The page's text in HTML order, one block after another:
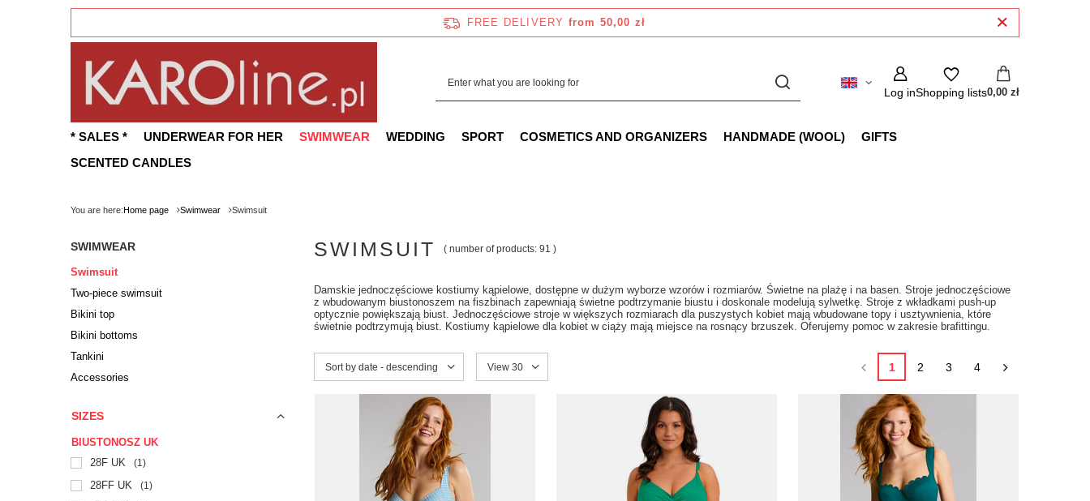
FREE DELIVERY from 50,00 zł
Log inShopping lists0,00 zł
* SALES * UNDERWEAR FOR HER SWIMWEAR WEDDING SPORT COSMETICS AND ORGANIZERS HANDMADE (WOOL)
GIFTS
SCENTED CANDLES
You are here:Home page Swimwear Swimsuit
SWIMWEAR
Swimsuit
Two-piece swimsuit
Bikini top
Bikini bottoms
Tankini
Accessories
SIZES
BIUSTONOSZ UK
28F UK
1
28FF UK 1
SWIMSUIT ( number of products: 91 )
Damskie jednoczęściowe kostiumy kąpielowe, dostępne w dużym wyborze wzorów i rozmiarów. Świetne na plażę i na basen. Stroje jednoczęściowe
z wbudowanym biustonoszem na fiszbinach zapewniają świetne podtrzymanie biustu i doskonale modelują sylwetkę. Stroje z wkładkami push-up
optycznie powiększają biust. Jednoczęściowe stroje w większych rozmiarach dla puszystych kobiet mają wbudowane topy i usztywnienia, które
świetnie podtrzymują biust. Kostiumy kąpielowe dla kobiet w ciąży mają miejsce na rosnący brzuszek. Oferujemy pomoc w zakresie brafittingu.
Change sorting
Sort by date - descending Change the number of products displayed
View 30 1 2 3 4